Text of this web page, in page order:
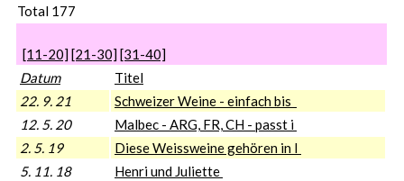
Total 177
[11-20][21-30][31-40]
Datum
Titel
22. 9. 21
Schweizer Weine - einfach bis
12. 5. 20
Malbec - ARG, FR, CH - passt i
2. 5. 19
Diese Weissweine gehören in I
5. 11. 18
Henri und Juliette